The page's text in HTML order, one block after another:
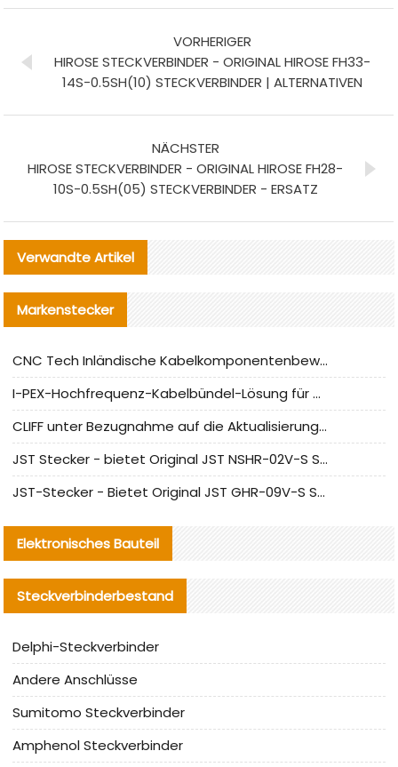
VORHERIGER
HIROSE STECKVERBINDER - ORIGINAL HIROSE FH33-
14S-0.5SH(10) STECKVERBINDER | ALTERNATIVEN
NÄCHSTER
HIROSE STECKVERBINDER - ORIGINAL HIROSE FH28-
10S-0.5SH(05) STECKVERBINDER - ERSATZ
Verwandte Artikel
Markenstecker
CNC Tech Inländische Kabelkomponentenbewertung und Massenproduktionsanpassungsanleitung
I-PEX-Hochfrequenz-Kabelbündel-Lösung für die heimische Produktion analysiert
CLIFF unter Bezugnahme auf die Aktualisierung der chinesischen Stecker-Testnormen
JST Stecker - bietet Original JST NSHR-02V-S Stecker und Ersatzteile an
JST-Stecker - Bietet Original JST GHR-09V-S Stecker und Ersatzteile an
Elektronisches Bauteil
Steckverbinderbestand
Delphi-Steckverbinder
Andere Anschlüsse
Sumitomo Steckverbinder
Amphenol Steckverbinder